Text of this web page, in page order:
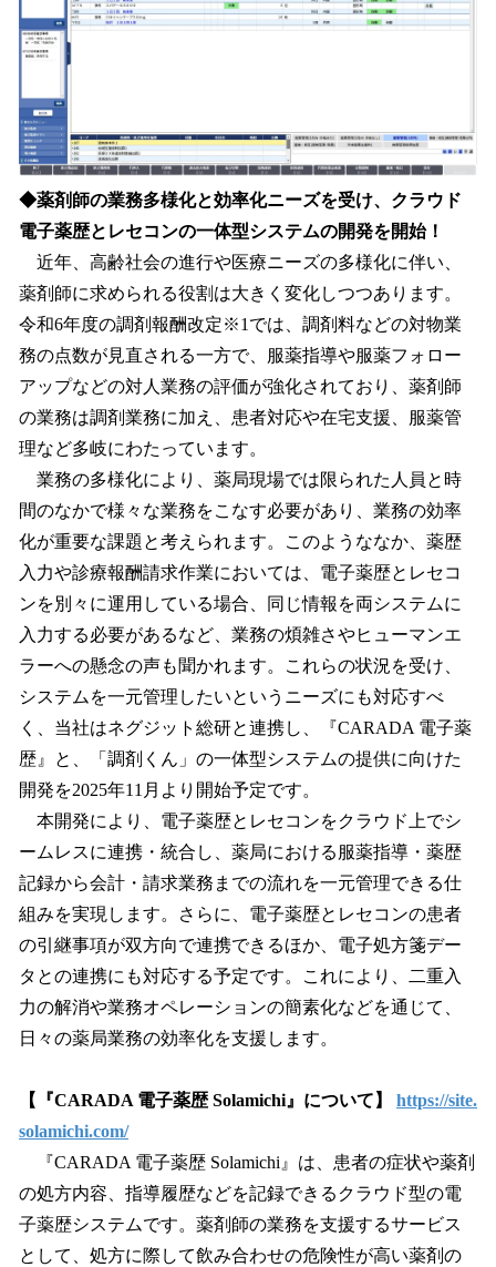
◆薬剤師の業務多様化と効率化ニーズを受け、クラウド
電子薬歴とレセコンの一体型システムの開発を開始！
近年、高齢社会の進行や医療ニーズの多様化に伴い、
薬剤師に求められる役割は大きく変化しつつあります。
令和6年度の調剤報酬改定※1では、調剤料などの対物業
務の点数が見直される一方で、服薬指導や服薬フォロー
アップなどの対人業務の評価が強化されており、薬剤師
の業務は調剤業務に加え、患者対応や在宅支援、服薬管
理など多岐にわたっています。
業務の多様化により、薬局現場では限られた人員と時
間のなかで様々な業務をこなす必要があり、業務の効率
化が重要な課題と考えられます。このようななか、薬歴
入力や診療報酬請求作業においては、電子薬歴とレセコ
ンを別々に運用している場合、同じ情報を両システムに
入力する必要があるなど、業務の煩雑さやヒューマンエ
ラーへの懸念の声も聞かれます。これらの状況を受け、
システムを一元管理したいというニーズにも対応すべ
く、当社はネグジット総研と連携し、『CARADA 電子薬
歴』と、「調剤くん」の一体型システムの提供に向けた
開発を2025年11月より開始予定です。
本開発により、電子薬歴とレセコンをクラウド上でシ
ームレスに連携・統合し、薬局における服薬指導・薬歴
記録から会計・請求業務までの流れを一元管理できる仕
組みを実現します。さらに、電子薬歴とレセコンの患者
の引継事項が双方向で連携できるほか、電子処方箋デー
タとの連携にも対応する予定です。これにより、二重入
力の解消や業務オペレーションの簡素化などを通じて、
日々の薬局業務の効率化を支援します。
【『CARADA 電子薬歴 Solamichi』について】 https://site.
solamichi.com/
『CARADA 電子薬歴 Solamichi』は、患者の症状や薬剤
の処方内容、指導履歴などを記録できるクラウド型の電
子薬歴システムです。薬剤師の業務を支援するサービス
として、処方に際して飲み合わせの危険性が高い薬剤の